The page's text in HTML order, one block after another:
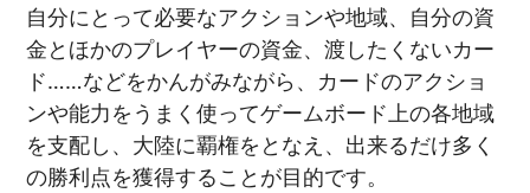
自分にとって必要なアクションや地域、自分の資
金とほかのプレイヤーの資金、渡したくないカー
ド……などをかんがみながら、カードのアクショ
ンや能力をうまく使ってゲームボード上の各地域
を支配し、大陸に覇権をとなえ、出来るだけ多く
の勝利点を獲得することが目的です。